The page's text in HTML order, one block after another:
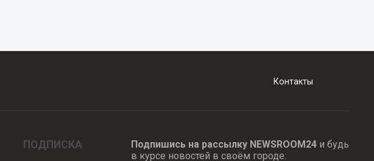
Контакты
ПОДПИСКА Подпишись на рассылку NEWSROOM24и будь
в курсе новостей в своём городе: